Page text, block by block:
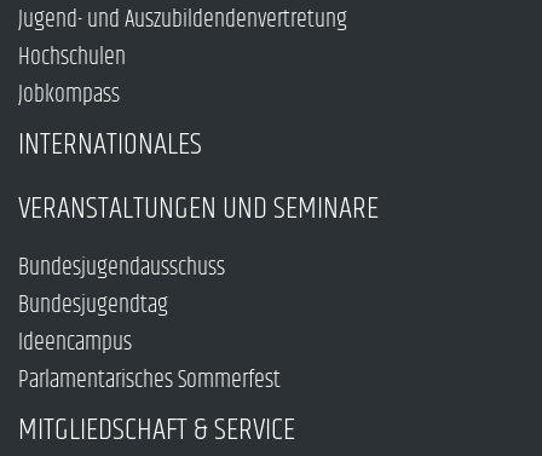
Jugend- und Auszubildendenvertretung
Hochschulen
Jobkompass
INTERNATIONALES
VERANSTALTUNGEN UND SEMINARE
Bundesjugendausschuss
Bundesjugendtag
Ideencampus
Parlamentarisches Sommerfest
MITGLIEDSCHAFT & SERVICE